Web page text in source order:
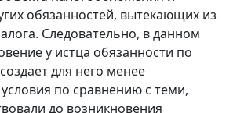
обязанностей, вытекающих из
Следовательно, в данном
у истца обязанности по
для него менее
по сравнению с теми,
до возникновения